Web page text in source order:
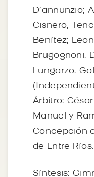
D’annunzio;
Cisnero,
Benítez;
Brugognoni.
Lungarzo.
Árbitro:
Manuel y
Concepción
de Entre Ríos.
Síntesis: